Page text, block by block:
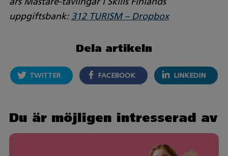
uppgiftsbank: 312 TURISM – Dropbox
Dela artikeln
TWITTER FACEBOOK LINKEDIN
Du är möjligen intresserad av